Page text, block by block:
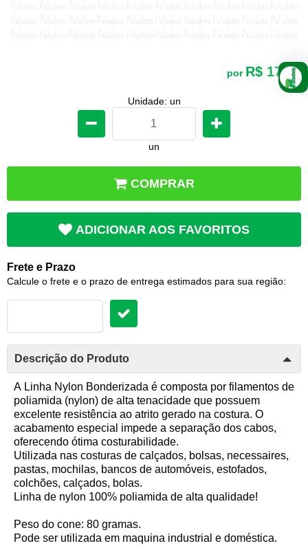
por R$ 17,40
Unidade: un
un
COMPRAR
ADICIONAR AOS FAVORITOS
Frete e Prazo
Calcule o frete e o prazo de entrega estimados para sua região:
Descrição do Produto
A Linha Nylon Bonderizada é composta por filamentos de
poliamida (nylon) de alta tenacidade que possuem
excelente resistência ao atrito gerado na costura. O
acabamento especial impede a separação dos cabos,
oferecendo ótima costurabilidade.
Utilizada nas costuras de calçados, bolsas, necessaires,
pastas, mochilas, bancos de automóveis, estofados,
colchões, calçados, bolas.
Linha de nylon 100% poliamida de alta qualidade!
Peso do cone: 80 gramas.
Pode ser utilizada em maquina industrial e doméstica.